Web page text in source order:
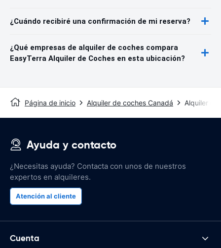
¿Cuándo recibiré una confirmación de mi reserva?
¿Qué empresas de alquiler de coches compara
EasyTerra Alquiler de Coches en esta ubicación?
Página de inicio Alquiler de coches Canadá Alquiler de
Ayuda y contacto
¿Necesitas ayuda? Contacta con unos de nuestros
expertos en alquileres.
Atención al cliente
Cuenta